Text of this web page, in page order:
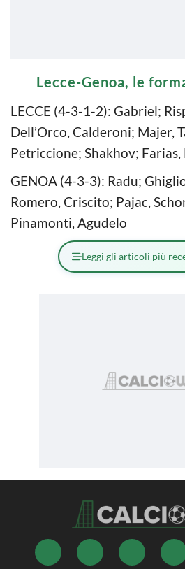
Lecce-Genoa, le
LECCE (4-3-1-2): Gabriel;
Dell’Orco, Calderoni; Majer,
Petriccione; Shakhov; Farias,
GENOA (4-3-3): Radu;
Romero, Criscito; Pajac,
Pinamonti, Agudelo
Leggi gli articoli più